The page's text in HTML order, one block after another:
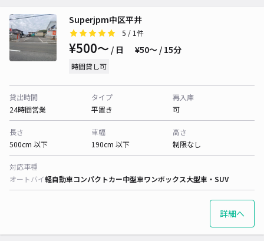
Superjpm中区平井
5 / 1件
¥500〜 / 日 ¥50〜 / 15分
時間貸し可
貸出時間
24時間営業
タイプ
平置き
再入庫
可
長さ
500cm 以下
車幅
190cm 以下
高さ
制限なし
対応車種
オートバイ軽自動車コンパクトカー中型車ワンボックス大型車・SUV
詳細へ